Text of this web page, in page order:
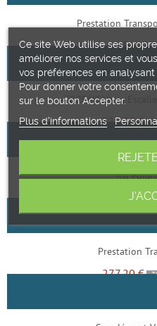
Prestation
179,00 €
FORFAIT Verre
521,22 € -
Kit
125,16 € -
Prestation
277,20 € -
Ce site Web utilise ses
améliorer nos services et
vos préférences en
Pour donner votre
sur le bouton Accepter.
Plus d'informations